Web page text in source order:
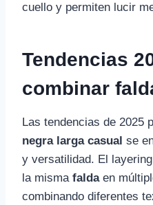
cuello y permiten lucir
Tendencias
combinar
Las tendencias de 2025
negra larga casual se
y versatilidad. El
la misma faldaen
combinando diferentes